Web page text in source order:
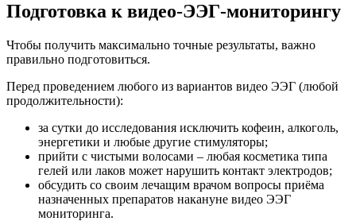
Подготовка к видео-ЭЭГ-мониторингу
Чтобы получить максимально точные результаты, важно
правильно подготовиться.
Перед проведением любого из вариантов видео ЭЭГ (любой
продолжительности):
за сутки до исследования исключить кофеин, алкоголь,
энергетики и любые другие стимуляторы;
прийти с чистыми волосами – любая косметика типа
гелей или лаков может нарушить контакт электродов;
обсудить со своим лечащим врачом вопросы приёма
назначенных препаратов накануне видео ЭЭГ
мониторинга.